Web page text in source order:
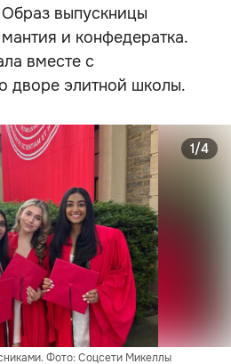
Образ выпускницы
и конфедератка.
вместе с
дворе элитной школы.
Фото: Соцсети Микеллы
1/4